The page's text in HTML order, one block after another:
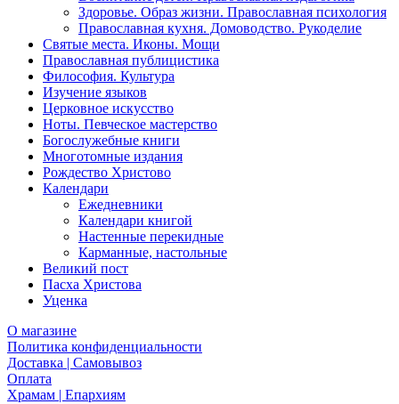
Здоровье. Образ жизни. Православная психология
Православная кухня. Домоводство. Рукоделие
Святые места. Иконы. Мощи
Православная публицистика
Философия. Культура
Изучение языков
Церковное искусство
Ноты. Певческое мастерство
Богослужебные книги
Многотомные издания
Рождество Христово
Календари
Ежедневники
Календари книгой
Настенные перекидные
Карманные, настольные
Великий пост
Пасха Христова
Уценка
О магазине
Политика конфиденциальности
Доставка | Самовывоз
Оплата
Храмам | Епархиям